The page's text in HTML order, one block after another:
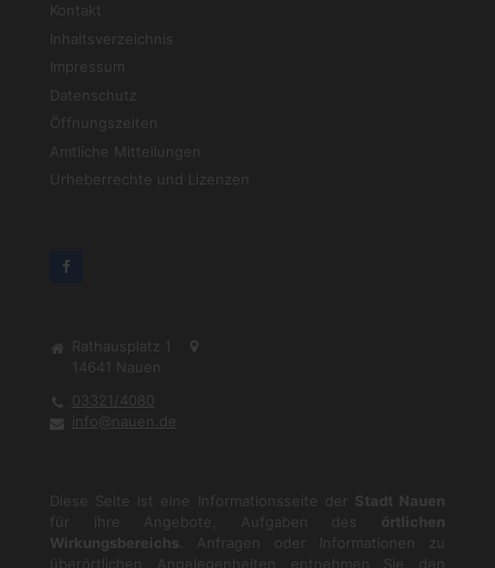
Kontakt
Inhaltsverzeichnis
Impressum
Datenschutz
Öffnungszeiten
Amtliche Mitteilungen
Urheberrechte und Lizenzen
Rathausplatz 1
14641
Nauen
03321/4080
info@nauen.de
Diese Seite ist eine Informationsseite der Stadt Nauen
für ihre Angebote, Aufgaben des örtlichen
Wirkungsbereichs . Anfragen oder Informationen zu
überörtlichen Angelegenheiten entnehmen Sie den